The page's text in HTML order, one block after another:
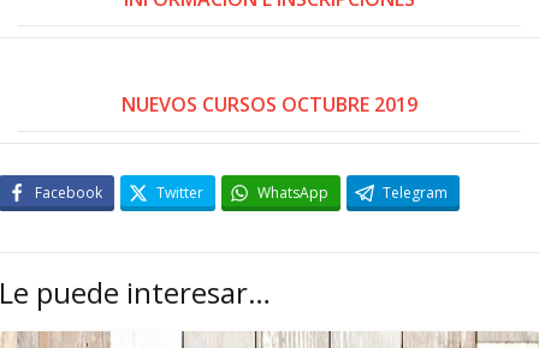
NUEVOS CURSOS OCTUBRE 2019
Facebook Twitter WhatsApp Telegram
Le puede interesar…